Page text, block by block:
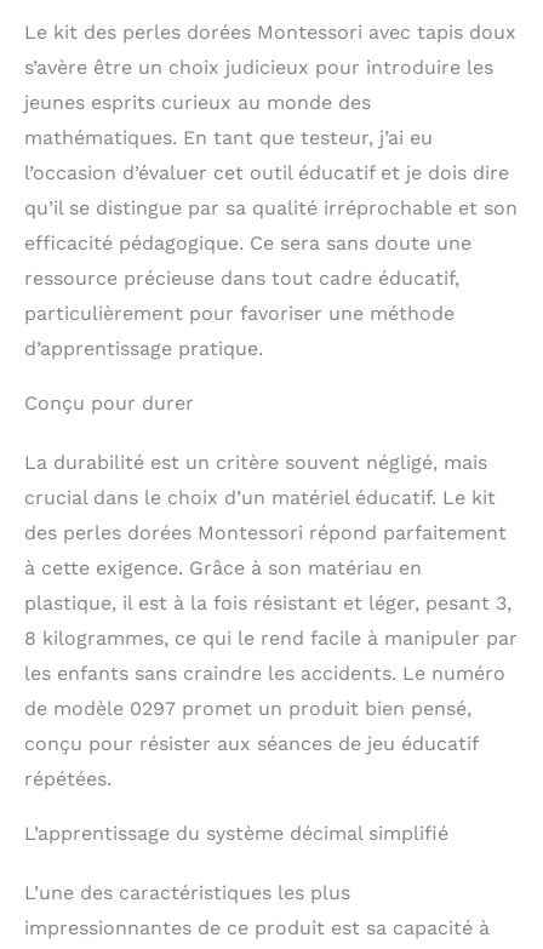
Le kit des perles dorées Montessori avec tapis doux
s’avère être un choix judicieux pour introduire les
jeunes esprits curieux au monde des
mathématiques. En tant que testeur, j’ai eu
l’occasion d’évaluer cet outil éducatif et je dois dire
qu’il se distingue par sa qualité irréprochable et son
efficacité pédagogique. Ce sera sans doute une
ressource précieuse dans tout cadre éducatif,
particulièrement pour favoriser une méthode
d’apprentissage pratique.
Conçu pour durer
La durabilité est un critère souvent négligé, mais
crucial dans le choix d’un matériel éducatif. Le kit
des perles dorées Montessori répond parfaitement
à cette exigence. Grâce à son matériau en
plastique, il est à la fois résistant et léger, pesant 3,
8 kilogrammes, ce qui le rend facile à manipuler par
les enfants sans craindre les accidents. Le numéro
de modèle 0297 promet un produit bien pensé,
conçu pour résister aux séances de jeu éducatif
répétées.
L’apprentissage du système décimal simplifié
L’une des caractéristiques les plus
impressionnantes de ce produit est sa capacité à